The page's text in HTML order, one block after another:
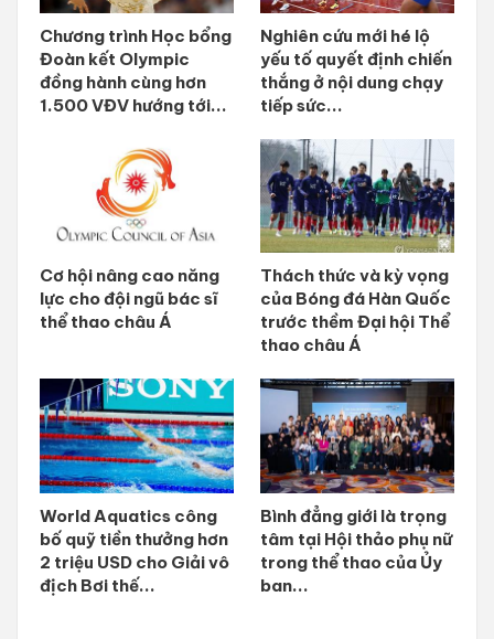
Chương trình Học bổng
Đoàn kết Olympic
đồng hành cùng hơn
1.500 VĐV hướng tới...
Nghiên cứu mới hé lộ
yếu tố quyết định chiến
thắng ở nội dung chạy
tiếp sức...
Cơ hội nâng cao năng
lực cho đội ngũ bác sĩ
thể thao châu Á
Thách thức và kỳ vọng
của Bóng đá Hàn Quốc
trước thềm Đại hội Thể
thao châu Á
World Aquatics công
bố quỹ tiền thưởng hơn
2 triệu USD cho Giải vô
địch Bơi thế...
Bình đẳng giới là trọng
tâm tại Hội thảo phụ nữ
trong thể thao của Ủy
ban...